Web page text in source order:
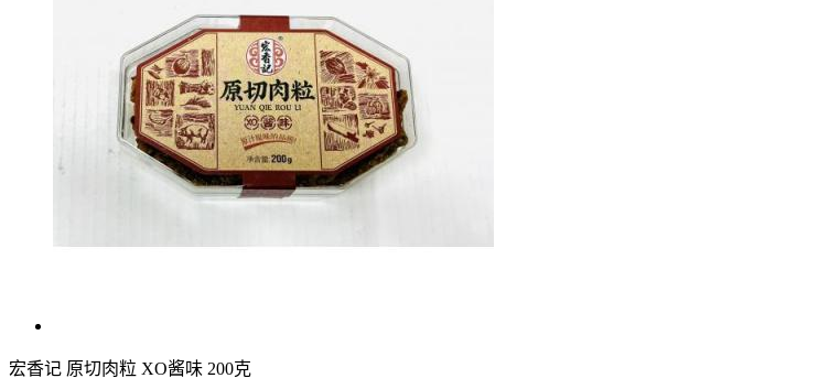
宏香记 原切肉粒 XO酱味 200克